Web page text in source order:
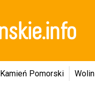
Kamień Pomorski Wolin